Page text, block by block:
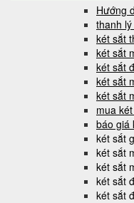
Hướng
thanh
két sắt
két sắt
két sắt
két sắt
két sắt
mua
báo giá
két sắt
két sắt
két sắt
két sắt
két sắt